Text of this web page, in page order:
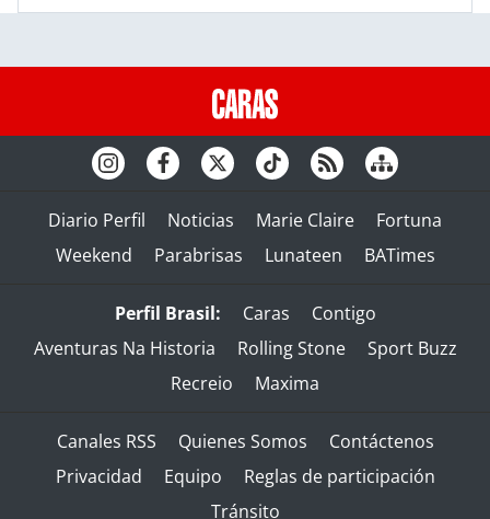
Diario Perfil Noticias Marie Claire
Fortuna
Weekend
Parabrisas Lunateen BATimes
Perfil Brasil: Caras
Contigo
Aventuras Na Historia
Rolling Stone
Sport Buzz
Recreio
Maxima
Canales RSS Quienes Somos
Contáctenos
Privacidad
Equipo
Reglas de participación
Tránsito